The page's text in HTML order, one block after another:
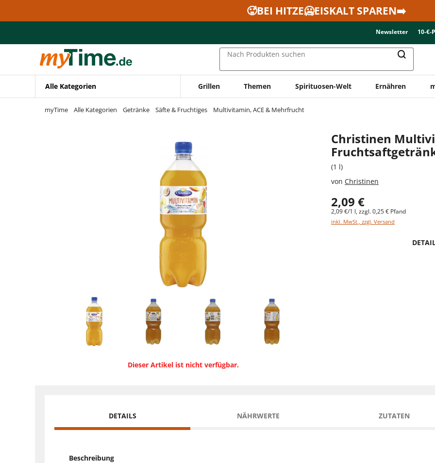
Zur Navigation springen
🥵BEI HITZE🥶EISKALT SPAREN➡️
Newsletter 10-€-
Nach Produkten suchen
Alle Kategorien Grillen Themen Spirituosen-Welt Ernähren
myTime Alle Kategorien Getränke Säfte & Fruchtiges Multivitamin, ACE & Mehrfrucht
Dieser Artikel ist nicht verfügbar.
Christinen
(1 l)
von Christinen
2,09 €
2,09 €/1 l, zzgl. 0,25 € Pfand
inkl. MwSt., zzgl. Versand
DETAILS NÄHRWERTE ZUTATEN
Beschreibung